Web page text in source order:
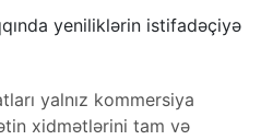
yeniliklərin istifadəçiyə
yalnız kommersiya
xidmətlərini tam və